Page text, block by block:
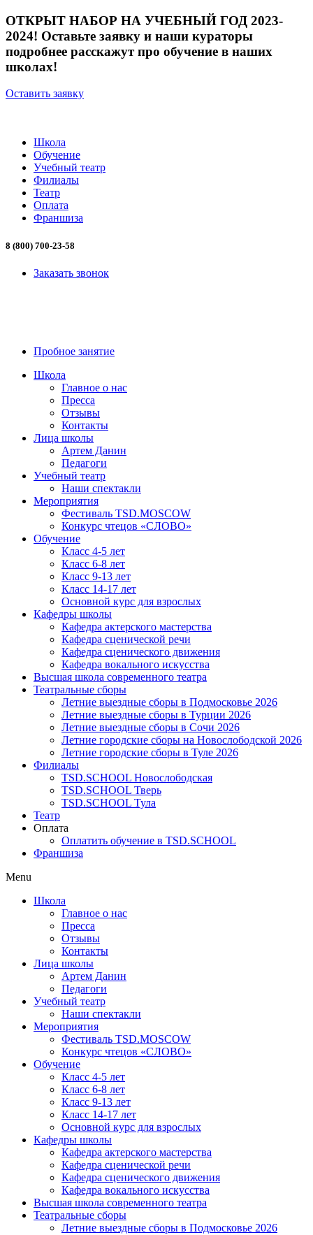
ОТКРЫТ НАБОР НА УЧЕБНЫЙ ГОД 2023-
2024! Оставьте заявку и наши кураторы
подробнее расскажут про обучение в наших
школах!
Оставить заявку
Школа
Обучение
Учебный театр
Филиалы
Театр
Оплата
Франшиза
8 (800) 700-23-58
Заказать звонок
Пробное занятие
Школа
Главное о нас
Пресса
Отзывы
Контакты
Лица школы
Артем Данин
Педагоги
Учебный театр
Наши спектакли
Мероприятия
Фестиваль TSD.MOSCOW
Конкурс чтецов «СЛОВО»
Обучение
Класс 4-5 лет
Класс 6-8 лет
Класс 9-13 лет
Класс 14-17 лет
Основной курс для взрослых
Кафедры школы
Кафедра актерского мастерства
Кафедра сценической речи
Кафедра сценического движения
Кафедра вокального искусства
Высшая школа современного театра
Театральные сборы
Летние выездные сборы в Подмосковье 2026
Летние выездные сборы в Турции 2026
Летние выездные сборы в Сочи 2026
Летние городские сборы на Новослободской 2026
Летние городские сборы в Туле 2026
Филиалы
TSD.SCHOOL Новослободская
TSD.SCHOOL Тверь
TSD.SCHOOL Тула
Театр
Оплата
Оплатить обучение в TSD.SCHOOL
Франшиза
Menu
Школа
Главное о нас
Пресса
Отзывы
Контакты
Лица школы
Артем Данин
Педагоги
Учебный театр
Наши спектакли
Мероприятия
Фестиваль TSD.MOSCOW
Конкурс чтецов «СЛОВО»
Обучение
Класс 4-5 лет
Класс 6-8 лет
Класс 9-13 лет
Класс 14-17 лет
Основной курс для взрослых
Кафедры школы
Кафедра актерского мастерства
Кафедра сценической речи
Кафедра сценического движения
Кафедра вокального искусства
Высшая школа современного театра
Театральные сборы
Летние выездные сборы в Подмосковье 2026